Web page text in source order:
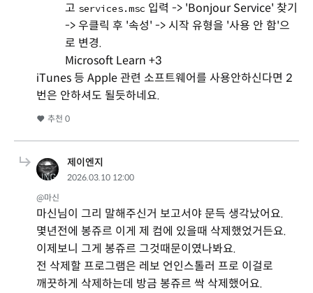
고 services.msc 입력 -> 'Bonjour Service' 찾기
-> 우클릭 후 '속성' -> 시작 유형을 '사용 안 함'으
로 변경.
Microsoft Learn +3
iTunes 등 Apple 관련 소프트웨어를 사용안하신다면 2
번은 안하셔도 될듯하네요.
추천 0
제이엔지
2026.03.10 12:00
@마신
마신님이 그리 말해주신거 보고서야 문득 생각났어요.
몇년전에 봉쥬르 이게 제 컴에 있을때 삭제했었거든요.
이제보니 그게 봉쥬르 그것때문이였나봐요.
전 삭제할 프로그램은 레보 언인스톨러 프로 이걸로
깨끗하게 삭제하는데 방금 봉쥬르 싹 삭제했어요.